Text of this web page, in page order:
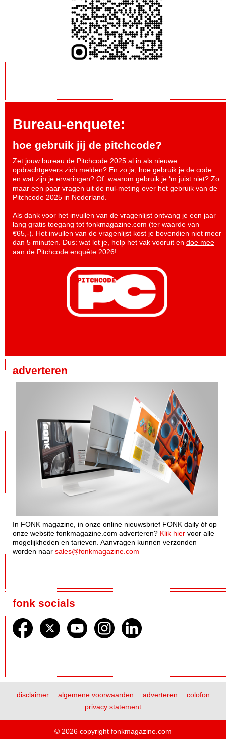
Bureau-enquete:
hoe gebruik jij de pitchcode?
Zet jouw bureau de Pitchcode 2025 al in als nieuwe
opdrachtgevers zich melden? En zo ja, hoe gebruik je de code
en wat zijn je ervaringen? Of: waarom gebruik je ‘m juist niet? Zo
maar een paar vragen uit de nul-meting over het gebruik van de
Pitchcode 2025 in Nederland.
Als dank voor het invullen van de vragenlijst ontvang je een jaar
lang gratis toegang tot fonkmagazine.com (ter waarde van
€65,-). Het invullen van de vragenlijst kost je bovendien niet meer
dan 5 minuten. Dus: wat let je, help het vak vooruit en doe mee
aan de Pitchcode enquête 2026!
adverteren
In FONK magazine, in onze online nieuwsbrief FONK daily óf op
onze website fonkmagazine.com adverteren? Klik hier voor alle
mogelijkheden en tarieven. Aanvragen kunnen verzonden
worden naar sales@fonkmagazine.com
fonk socials
disclaimer algemene voorwaarden adverteren
colofon
privacy statement
© 2026 copyright fonkmagazine.com